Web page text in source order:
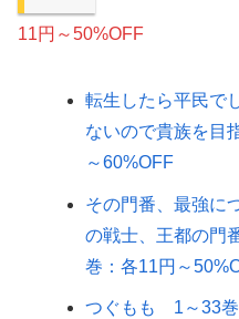
11円～50%OFF
転生したら平民で
ないので貴族を目
～60%OFF
その門番、最強に
の戦士、王都の門
巻：各11円～
つぐもも 1～33巻